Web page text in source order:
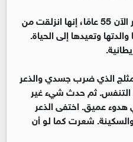
وتقول إنغريد، البالغة من العمر الآن 55 عامًا، إنها انزلقت من
وتعيدها إلى الحياة.
الذي ضرب جسدي والذعر
التنفس. ثم حدث شيء غير
عميق. اختفى الذعر
شعرت كما لو أن